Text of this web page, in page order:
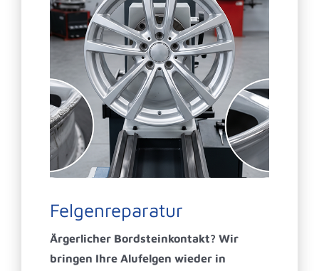
Felgenreparatur
Ärgerlicher Bordsteinkontakt? Wir
bringen Ihre Alufelgen wieder in